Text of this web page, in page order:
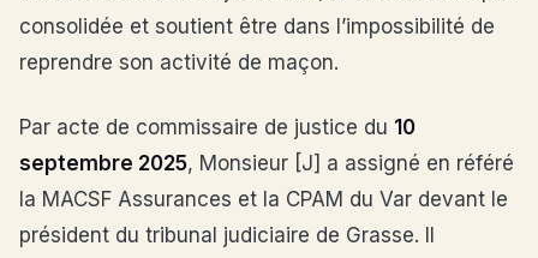
consolidée et soutient être dans l’impossibilité de
reprendre son activité de maçon.
Par acte de commissaire de justice du 10
septembre 2025, Monsieur [J] a assigné en référé
la MACSF Assurances et la CPAM du Var devant le
président du tribunal judiciaire de Grasse. Il